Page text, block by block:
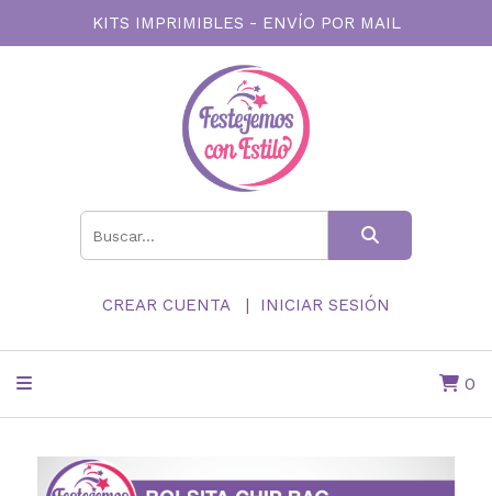
KITS IMPRIMIBLES - ENVÍO POR MAIL
CREAR CUENTA INICIAR SESIÓN
0